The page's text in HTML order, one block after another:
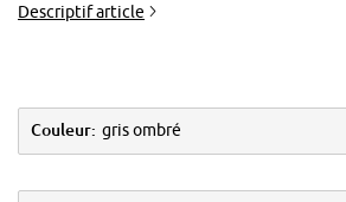
Descriptif article
Couleur: gris ombré